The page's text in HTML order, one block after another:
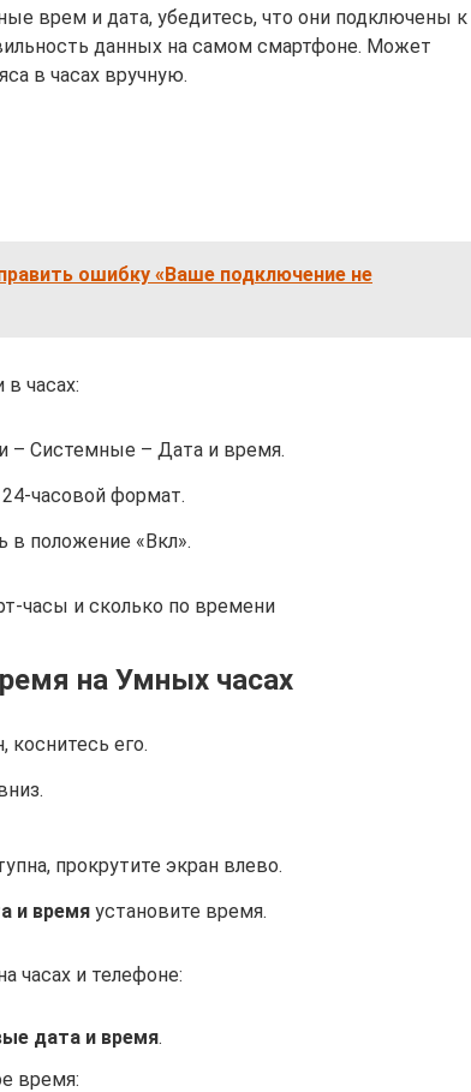
врем и дата, убедитесь, что они подключены к
данных на самом смартфоне. Может
в часах вручную.
ошибку «Ваше подключение не
часах:
– Системные – Дата и время.
часовой формат.
в положение «Вкл».
часы и сколько по времени
на Умных часах
коснитесь его.
прокрутите экран влево.
и время установите время.
часах и телефоне:
дата и время.
время: